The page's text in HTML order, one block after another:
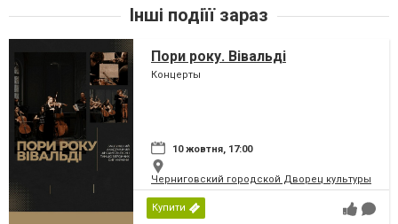
Інші подіїї зараз
Пори року. Вівальді
Концерты
10 жовтня, 17:00
Черниговский городской Дворец культуры
Купити